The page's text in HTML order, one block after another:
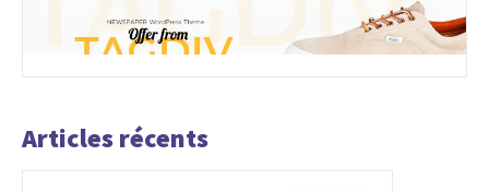
Articles récents